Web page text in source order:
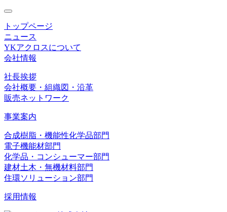
toggle
navigation
トップページ
ニュース
YKアクロスについて
会社情報
社長挨拶
会社概要・組織図・沿革
販売ネットワーク
事業案内
合成樹脂・機能性化学品部門
電子機能材部門
化学品・コンシューマー部門
建材土木・無機材料部門
住環ソリューション部門
採用情報